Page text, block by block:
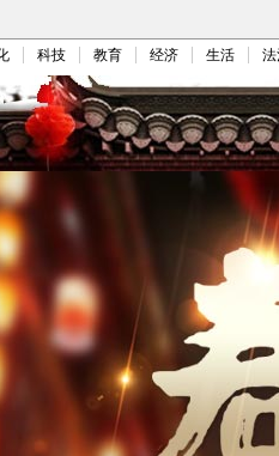
科技 教育 经济 生活